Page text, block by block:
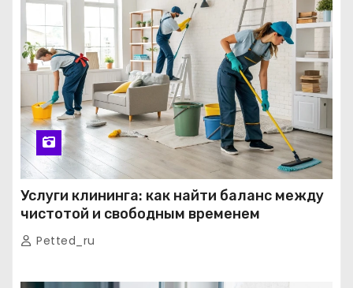
Услуги клининга: как найти баланс между
чистотой и свободным временем
Petted_ru